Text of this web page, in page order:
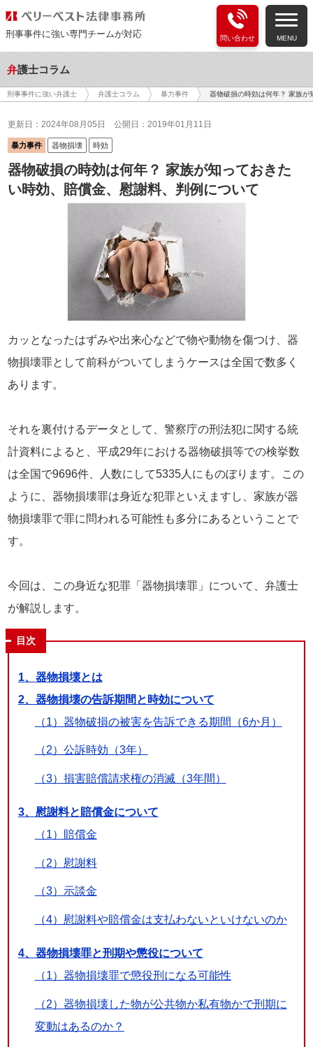
刑事事件に強い専門チームが対応 問い合わせ MENU
弁護士コラム
刑事事件に強い弁護士 弁護士コラム 暴力事件 器物破損の時効は何年？ 家族が
更新日：2024年08月05日 公開日：2019年01月11日
暴力事件 器物損壊 時効
器物破損の時効は何年？ 家族が知っておきた
い時効、賠償金、慰謝料、判例について
カッとなったはずみや出来心などで物や動物を傷つけ、器
物損壊罪として前科がついてしまうケースは全国で数多く
あります。
それを裏付けるデータとして、警察庁の刑法犯に関する統
計資料によると、平成29年における器物破損等での検挙数
は全国で9696件、人数にして5335人にものぼります。この
ように、器物損壊罪は身近な犯罪といえますし、家族が器
物損壊罪で罪に問われる可能性も多分にあるということで
す。
今回は、この身近な犯罪「器物損壊罪」について、弁護士
が解説します。
目次
1、器物損壊とは
2、器物損壊の告訴期間と時効について
（1）器物破損の被害を告訴できる期間（6か月）
（2）公訴時効（3年）
（3）損害賠償請求権の消滅（3年間）
3、慰謝料と賠償金について
（1）賠償金
（2）慰謝料
（3）示談金
（4）慰謝料や賠償金は支払わないといけないのか
4、器物損壊罪と刑期や懲役について
（1）器物損壊罪で懲役刑になる可能性
（2）器物損壊した物が公共物か私有物かで刑期に
変動はあるのか？